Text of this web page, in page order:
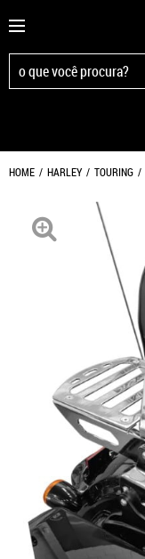
HOME HARLEY TOURING